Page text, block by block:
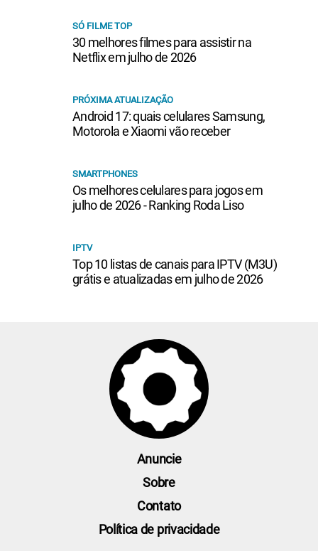
SÓ FILME TOP
30 melhores filmes para assistir na
Netflix em julho de 2026
PRÓXIMA ATUALIZAÇÃO
Android 17: quais celulares Samsung,
Motorola e Xiaomi vão receber
SMARTPHONES
Os melhores celulares para jogos em
julho de 2026 - Ranking Roda Liso
IPTV
Top 10 listas de canais para IPTV (M3U)
grátis e atualizadas em julho de 2026
Anuncie
Sobre
Contato
Política de privacidade